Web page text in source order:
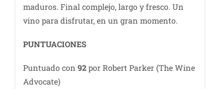
maduros. Final complejo, largo y fresco. Un
vino para disfrutar, en un gran momento.
PUNTUACIONES
Puntuado con 92por Robert Parker (The Wine
Advocate)